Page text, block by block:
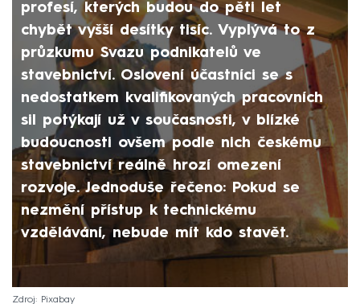
profesí, kterých budou do pěti let
chybět vyšší desítky tisíc. Vyplývá to z
průzkumu Svazu podnikatelů ve
stavebnictví. Oslovení účastníci se s
nedostatkem kvalifikovaných pracovních
sil potýkají už v současnosti, v blízké
budoucnosti ovšem podle nich českému
stavebnictví reálně hrozí omezení
rozvoje. Jednoduše řečeno: Pokud se
nezmění přístup k technickému
vzdělávání, nebude mít kdo stavět.
Zdroj: Pixabay